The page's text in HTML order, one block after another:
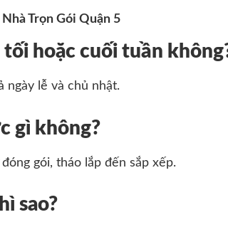
Trọn Gói Quận 5
hoặc cuối tuần
ngày lễ và chủ nhật.
gì không?
gói, tháo lắp đến sắp xếp.
sao?